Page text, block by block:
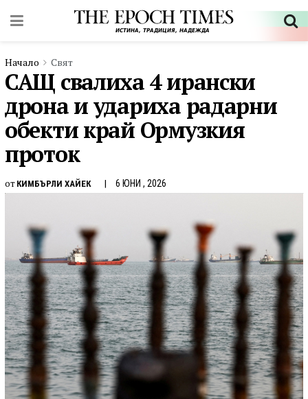
Начало Свят
САЩ свалиха 4 ирански
дрона и удариха радарни
обекти край Ормузкия
проток
от КИМБЪРЛИ ХАЙЕК 6 ЮНИ , 2026